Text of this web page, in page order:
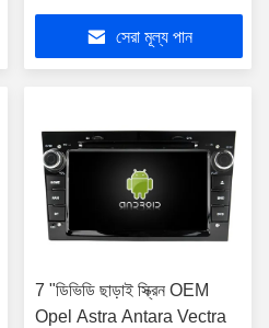
Vivaro 2004-2011 অ্যান্ড্রয়েড
গাড়ি ডিভিডি জিপিএসসেরা মূল্য পান
7 "ডিভিডি ছাড়াই স্ক্রিন OEM
Opel Astra Antara Vectra